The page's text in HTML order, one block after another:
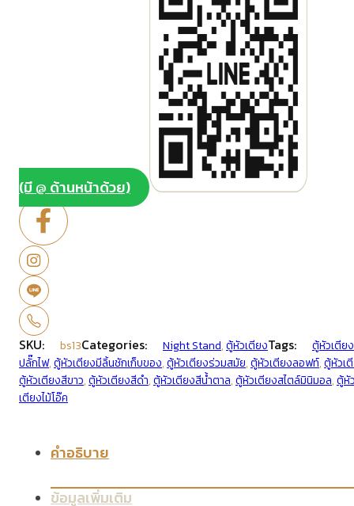
(มี @ ด้านหน้าด้วย)
SKU: bs13Categories: Night Stand,ตู้หัวเตียงTags:
ตู้หัวเตีย
ปลั๊กไฟ,ตู้หัวเตียงมีลิ้นชักเก็บของ,ตู้หัวเตียงร่วมสมัย,ตู้หัวเตียงลอฟท์,ตู้หัวเ
ตู้หัวเตียงสีขาว,ตู้หัวเตียงสีดำ,ตู้หัวเตียงสีน้ำตาล,ตู้หัวเตียงสไตล์มินิมอล,ตู้หั
เตียงไม้โอ๊ค
คำอธิบาย
ข้อมูลเพิ่มเติม